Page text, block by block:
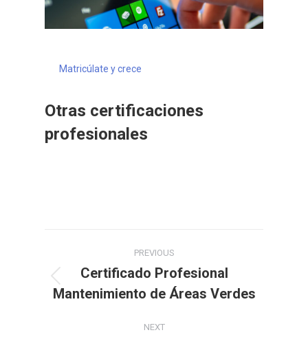
Matricúlate y crece
Otras certificaciones
profesionales
PREVIOUS
Certificado Profesional
Mantenimiento de Áreas Verdes
NEXT